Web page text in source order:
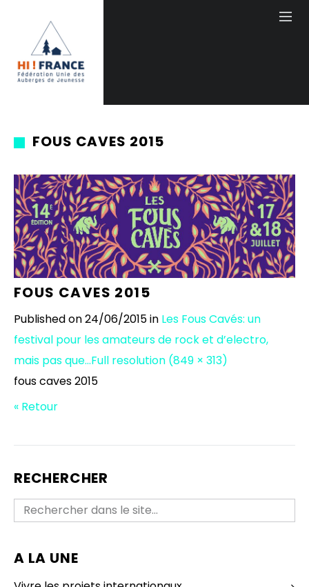
FOUS CAVES 2015
FOUS CAVES 2015
Published on24/06/2015in Les Fous Cavés: un
festival pour les amateurs de rock et d’electro,
mais pas que…Full resolution (849 × 313)
fous caves 2015
« Retour
RECHERCHER
A LA UNE